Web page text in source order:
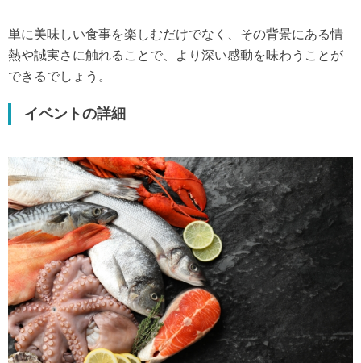
単に美味しい食事を楽しむだけでなく、その背景にある情
熱や誠実さに触れることで、より深い感動を味わうことが
できるでしょう。
イベントの詳細